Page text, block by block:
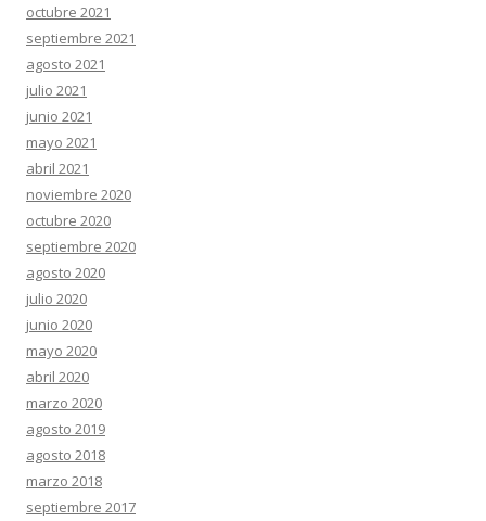
octubre 2021
septiembre 2021
agosto 2021
julio 2021
junio 2021
mayo 2021
abril 2021
noviembre 2020
octubre 2020
septiembre 2020
agosto 2020
julio 2020
junio 2020
mayo 2020
abril 2020
marzo 2020
agosto 2019
agosto 2018
marzo 2018
septiembre 2017